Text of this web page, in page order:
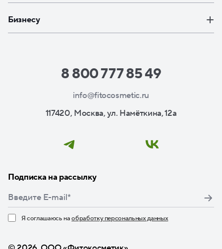
Бизнесу
8 800 777 85 49
info@fitocosmetic.ru
117420, Москва, ул. Намёткина, 12а
Подписка на рассылку
Я соглашаюсь наобработку персональных данных